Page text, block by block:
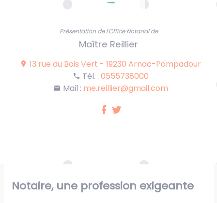
Présentation de l'Office Notarial de
Maître Reillier
13 rue du Bois Vert - 19230 Arnac-Pompadour
Tél. : 0555738000
Mail : me.reillier@gmail.com
Notaire, une profession exigeante